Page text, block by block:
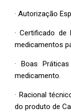
· Autorização
· Certificado de
medicamentos
· Boas
medicamento.
· Racional
do produto de